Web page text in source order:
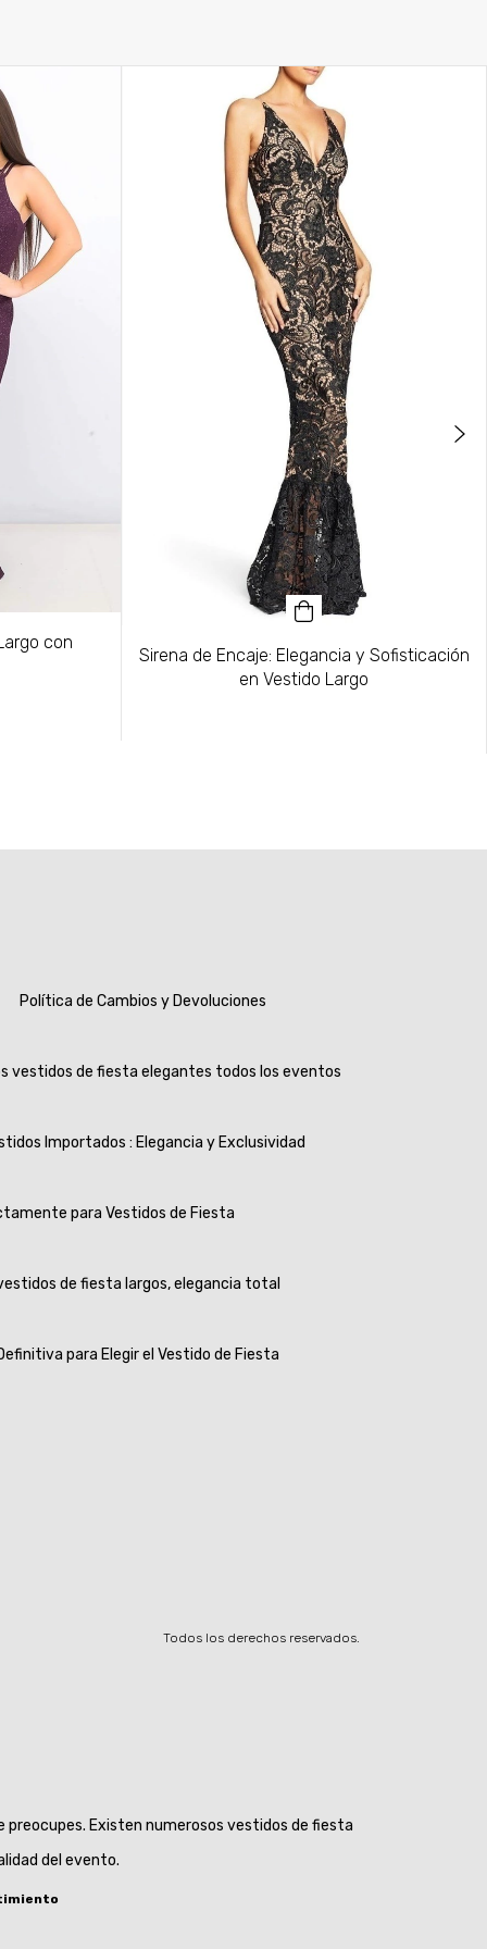
con
Sirena de Encaje: Elegancia y Sofisticación
en Vestido Largo
Política de Cambios y Devoluciones
vestidos de fiesta elegantes todos los eventos
Importados : Elegancia y Exclusividad
para Vestidos de Fiesta
de fiesta largos, elegancia total
para Elegir el Vestido de Fiesta
Todos los derechos reservados.
Existen numerosos vestidos de fiesta
del evento.